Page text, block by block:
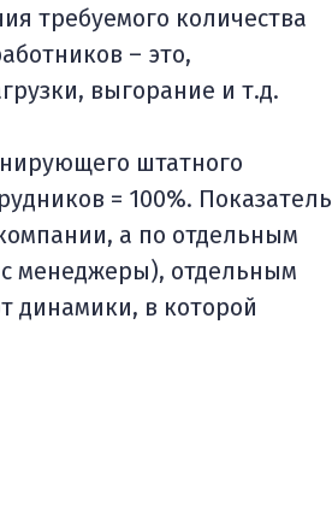
требуемого количества
– это,
выгорание и т.д.
штатного
= 100%. Показатель
а по отдельным
менеджеры), отдельным
динамики, в которой